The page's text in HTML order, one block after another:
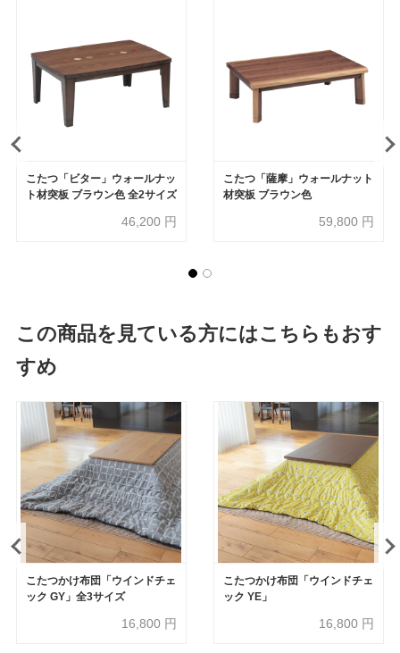
こたつ「ビター」ウォールナッ
ト材突板 ブラウン色 全2サイズ
46,200 円
こたつ「薩摩」ウォールナット
材突板 ブラウン色
59,800 円
この商品を見ている方にはこちらもおす
すめ
こたつかけ布団「ウインドチェ
ック GY」全3サイズ
16,800 円
こたつかけ布団「ウインドチェ
ック YE」
16,800 円